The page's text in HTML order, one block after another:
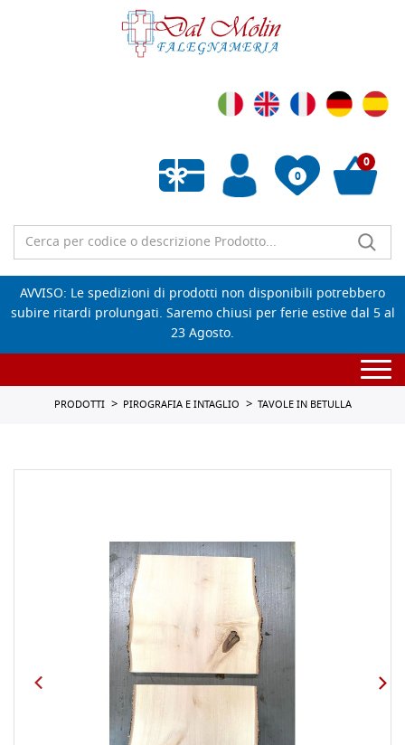
0
Wishlist vuota
0
AVVISO: Le spedizioni di prodotti non disponibili potrebbero
subire ritardi prolungati. Saremo chiusi per ferie estive dal 5 al
23 Agosto.
PRODOTTI PIROGRAFIA E INTAGLIO TAVOLE IN BETULLA